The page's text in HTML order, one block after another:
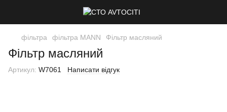
фільтра фільтра MANN Фільтр масляний
Фільтр масляний
Артикул: W7061 Написати відгук